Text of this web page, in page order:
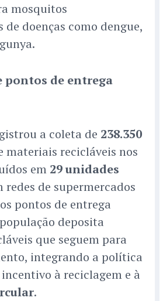
mosquitos
de doenças como dengue,
pontos de entrega
a coleta de 238.350
materiais recicláveis nos
em 29 unidades
redes de supermercados
pontos de entrega
deposita
que seguem para
integrando a política
à reciclagem e à
.